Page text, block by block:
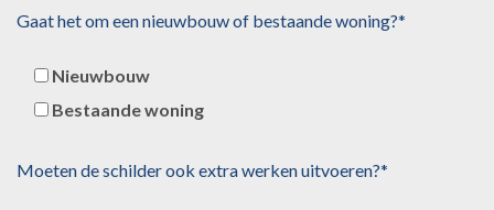
Gaat het om een nieuwbouw of bestaande woning?*
Nieuwbouw
Bestaande woning
Moeten de schilder ook extra werken uitvoeren?*